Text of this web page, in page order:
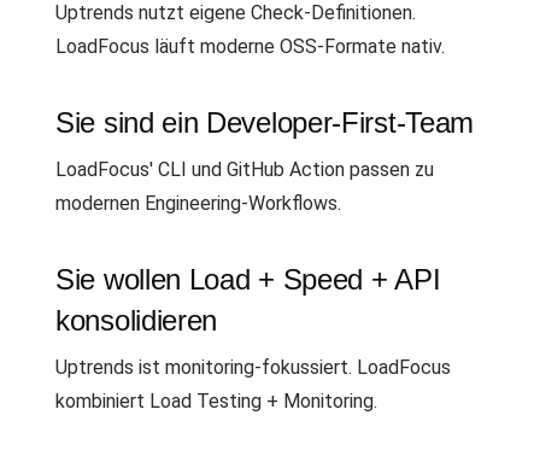
Uptrends nutzt eigene Check-Definitionen.
LoadFocus läuft moderne OSS-Formate nativ.
Sie sind ein Developer-First-Team
LoadFocus' CLI und GitHub Action passen zu
modernen Engineering-Workflows.
Sie wollen Load + Speed + API
konsolidieren
Uptrends ist monitoring-fokussiert. LoadFocus
kombiniert Load Testing + Monitoring.